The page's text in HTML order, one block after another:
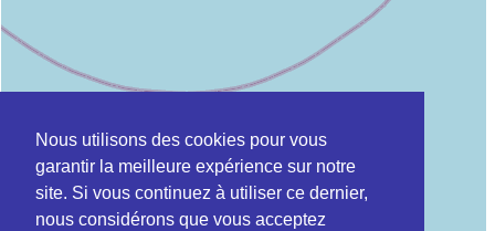
Nous utilisons des cookies pour vous
garantir la meilleure expérience sur notre
site. Si vous continuez à utiliser ce dernier,
nous considérons que vous acceptez